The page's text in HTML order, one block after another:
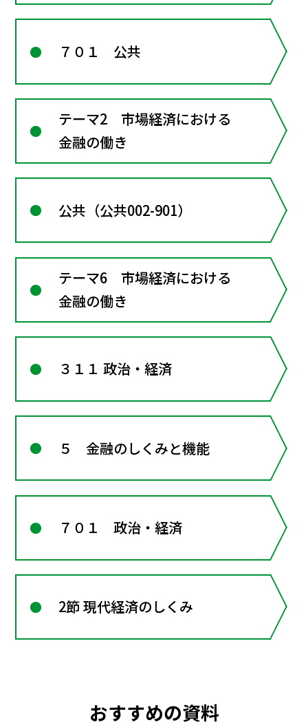
７０１ 公共
テーマ2 市場経済における
金融の働き
公共（公共002-901）
テーマ6 市場経済における
金融の働き
３１１ 政治・経済
５ 金融のしくみと機能
７０１ 政治・経済
2節 現代経済のしくみ
おすすめの資料